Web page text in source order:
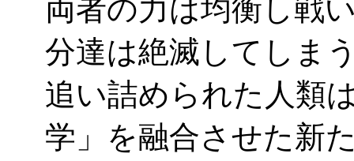
両者の力は均衡し戦
分達は絶滅してしま
追い詰められた人類
学」を融合させた新